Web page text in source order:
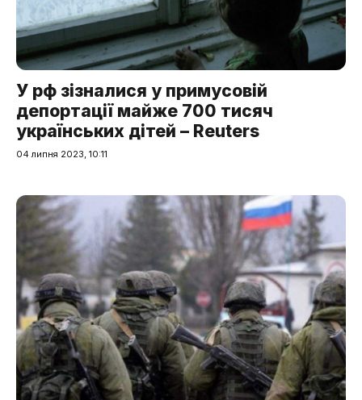
У рф зізналися у примусовій
депортації майже 700 тисяч
українських дітей – Reuters
04 липня 2023, 10:11